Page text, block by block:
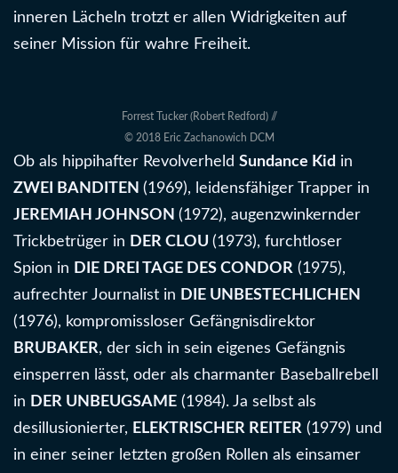
inneren Lächeln trotzt er allen Widrigkeiten auf
seiner Mission für wahre Freiheit.
Forrest Tucker (Robert Redford) //
© 2018 Eric Zachanowich DCM
Ob als hippihafter Revolverheld Sundance Kid in
ZWEI BANDITEN (1969), leidensfähiger Trapper in
JEREMIAH JOHNSON (1972), augenzwinkernder
Trickbetrüger in DER CLOU (1973), furchtloser
Spion in DIE DREI TAGE DES CONDOR (1975),
aufrechter Journalist in DIE UNBESTECHLICHEN
(1976), kompromissloser Gefängnisdirektor
BRUBAKER, der sich in sein eigenes Gefängnis
einsperren lässt, oder als charmanter Baseballrebell
in DER UNBEUGSAME (1984). Ja selbst als
desillusionierter, ELEKTRISCHER REITER (1979) und
in einer seiner letzten großen Rollen als einsamer